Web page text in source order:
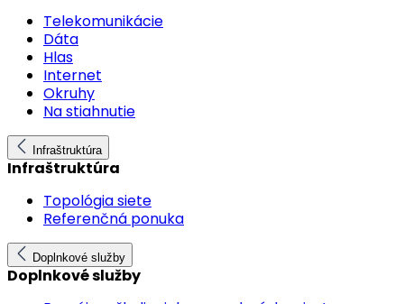
Telekomunikácie
Dáta
Hlas
Internet
Okruhy
Na stiahnutie
Infraštruktúra
Infraštruktúra
Topológia siete
Referenčná ponuka
Doplnkové služby
Doplnkové služby